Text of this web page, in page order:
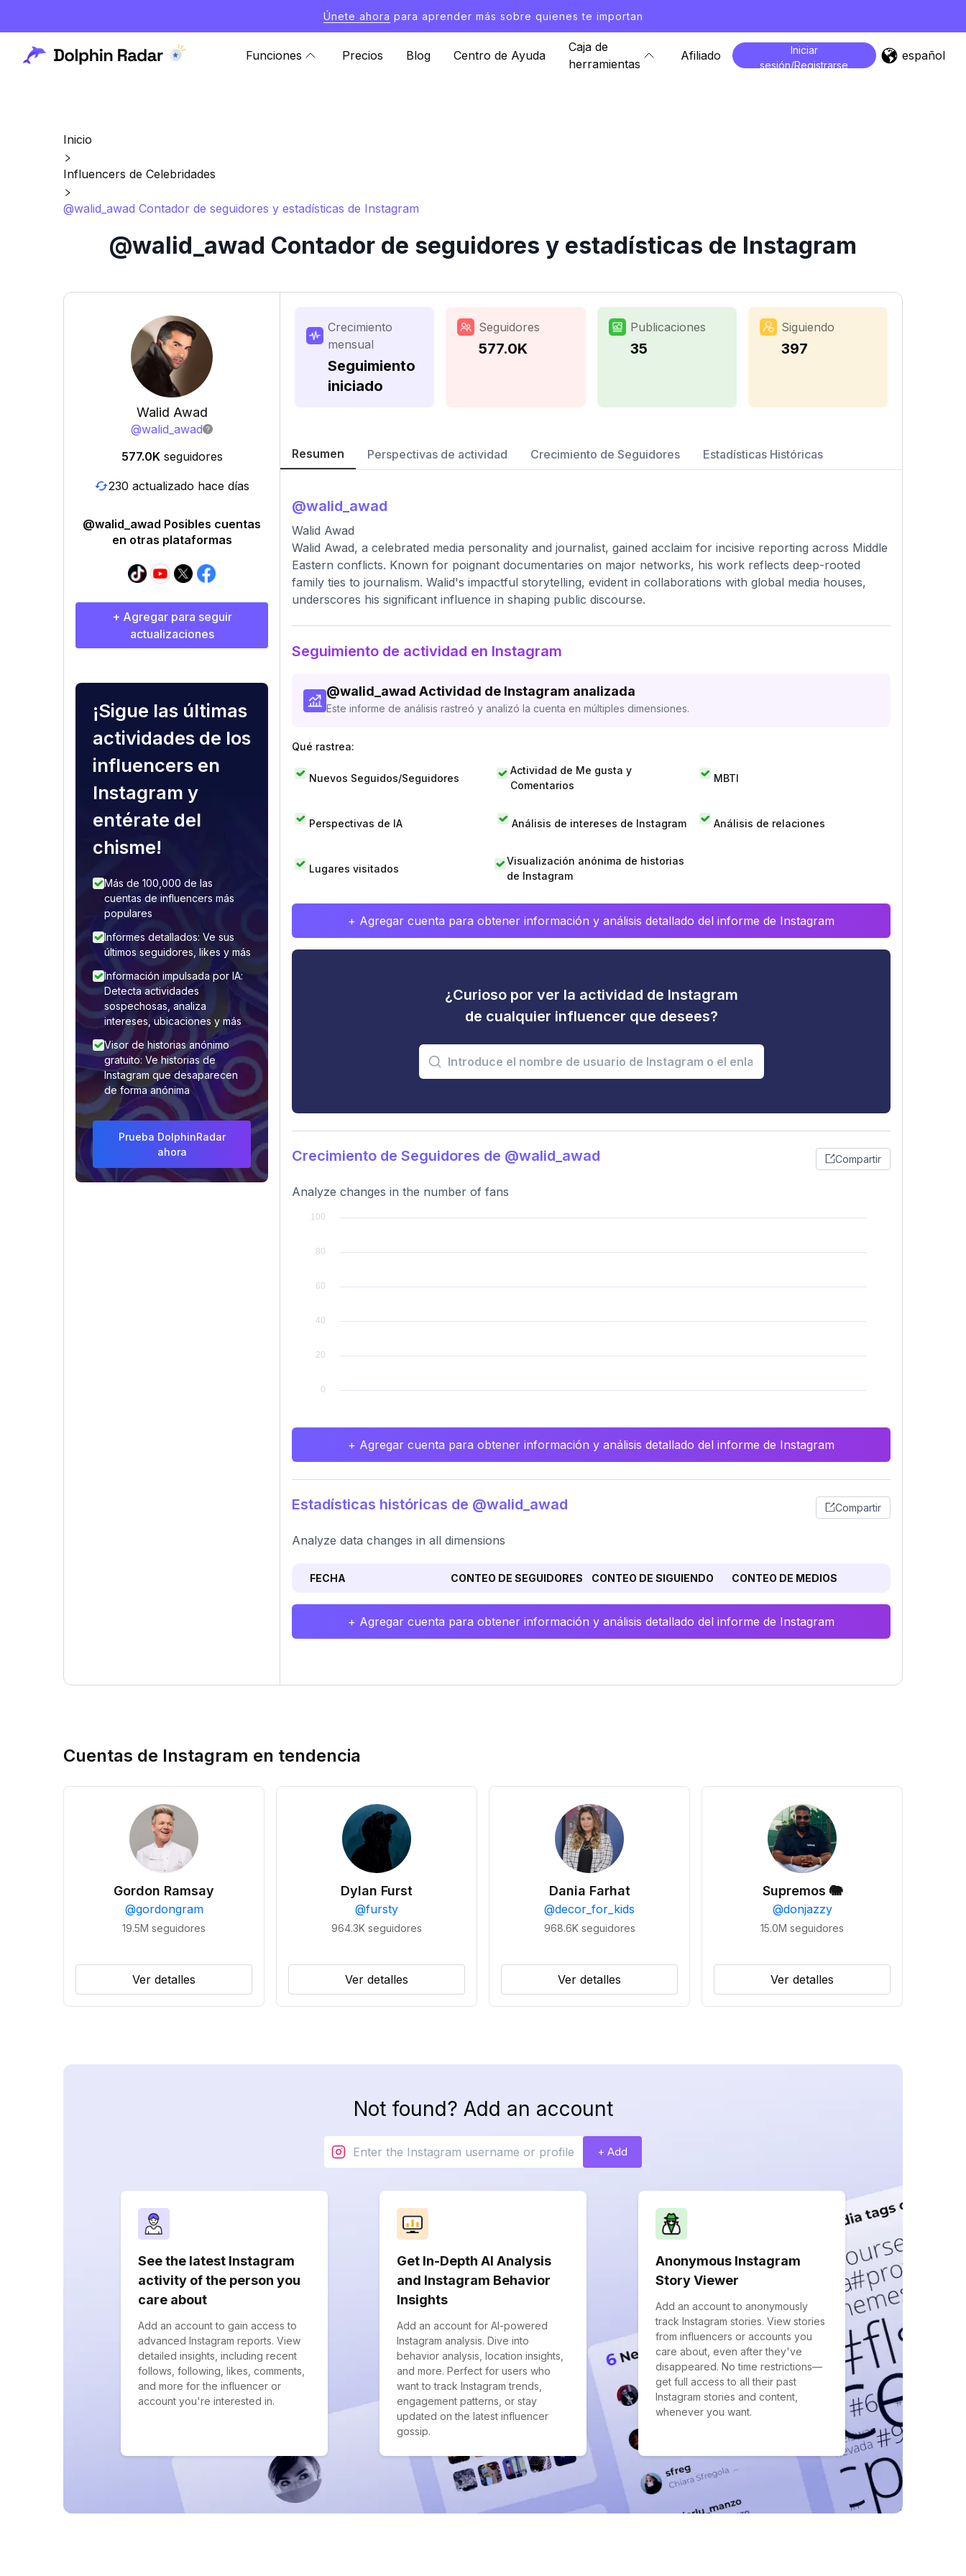
Únete ahora para aprender más sobre quienes te importan
Funciones Precios Blog Centro de Ayuda
Caja de
herramientas
Afiliado
Iniciar
sesión/Registrarse
español
Inicio
Influencers de Celebridades
@walid_awad Contador de seguidores y estadísticas de Instagram
@walid_awad Contador de seguidores y estadísticas de Instagram
Walid Awad
@walid_awad
577.0K seguidores
230 actualizado hace días
@walid_awad Posibles cuentas
en otras plataformas
+ Agregar para seguir
actualizaciones
¡Sigue las últimas
actividades de los
influencers en
Instagram y
entérate del
chisme!
Más de 100,000 de las
cuentas de influencers más
populares
Informes detallados: Ve sus
últimos seguidores, likes y más
Información impulsada por IA:
Detecta actividades
sospechosas, analiza
intereses, ubicaciones y más
Visor de historias anónimo
gratuito: Ve historias de
Instagram que desaparecen
de forma anónima
Prueba DolphinRadar
ahora
Crecimiento
mensual
Seguimiento
iniciado
Seguidores
577.0K
Publicaciones
35
Siguiendo
397
Resumen Perspectivas de actividad Crecimiento de Seguidores Estadísticas Históricas
@walid_awad
Walid Awad
Walid Awad, a celebrated media personality and journalist, gained acclaim for incisive reporting across Middle
Eastern conflicts. Known for poignant documentaries on major networks, his work reflects deep-rooted
family ties to journalism. Walid's impactful storytelling, evident in collaborations with global media houses,
underscores his significant influence in shaping public discourse.
Seguimiento de actividad en Instagram
@walid_awad Actividad de Instagram analizada
Este informe de análisis rastreó y analizó la cuenta en múltiples dimensiones.
Qué rastrea:
Nuevos Seguidos/Seguidores
Actividad de Me gusta y
Comentarios
MBTI
Perspectivas de IA Análisis de intereses de Instagram Análisis de relaciones
Lugares visitados
Visualización anónima de historias
de Instagram
+ Agregar cuenta para obtener información y análisis detallado del informe de Instagram
¿Curioso por ver la actividad de Instagram
de cualquier influencer que desees?
Crecimiento de Seguidores de @walid_awad Compartir
Analyze changes in the number of fans
+ Agregar cuenta para obtener información y análisis detallado del informe de Instagram
Estadísticas históricas de @walid_awad Compartir
Analyze data changes in all dimensions
FECHA CONTEO DE SEGUIDORES CONTEO DE SIGUIENDO CONTEO DE MEDIOS
+ Agregar cuenta para obtener información y análisis detallado del informe de Instagram
Cuentas de Instagram en tendencia
Gordon Ramsay
@gordongram
19.5M seguidores
Ver detalles
Dylan Furst
@fursty
964.3K seguidores
Ver detalles
Dania Farhat
@decor_for_kids
968.6K seguidores
Ver detalles
Supremos 🐘
@donjazzy
15.0M seguidores
Ver detalles
Not found? Add an account
+ Add
See the latest Instagram
activity of the person you
care about
Add an account to gain access to
advanced Instagram reports. View
detailed insights, including recent
follows, following, likes, comments,
and more for the influencer or
account you're interested in.
Get In-Depth AI Analysis
and Instagram Behavior
Insights
Add an account for AI-powered
Instagram analysis. Dive into
behavior analysis, location insights,
and more. Perfect for users who
want to track Instagram trends,
engagement patterns, or stay
updated on the latest influencer
gossip.
Anonymous Instagram
Story Viewer
Add an account to anonymously
track Instagram stories. View stories
from influencers or accounts you
care about, even after they've
disappeared. No time restrictions—
get full access to all their past
Instagram stories and content,
whenever you want.